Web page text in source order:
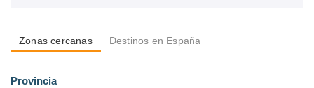
Zonas cercanas Destinos en España
Provincia